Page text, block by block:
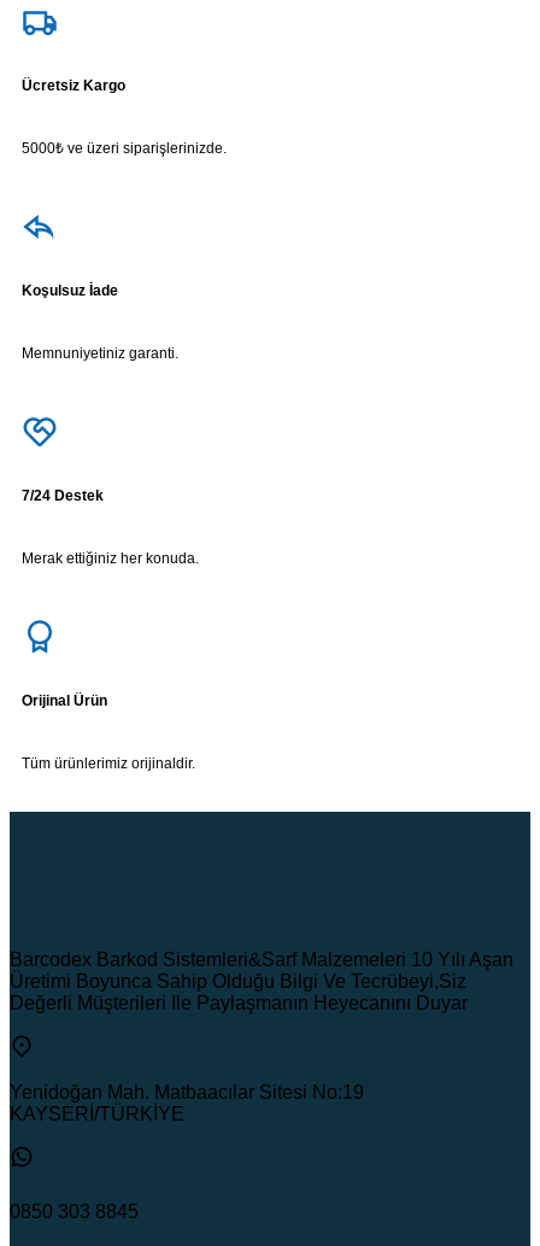
Ücretsiz Kargo
5000₺ ve üzeri siparişlerinizde.
Koşulsuz İade
Memnuniyetiniz garanti.
7/24 Destek
Merak ettiğiniz her konuda.
Orijinal Ürün
Tüm ürünlerimiz orijinaldir.
Barcodex Barkod Sistemleri&Sarf Malzemeleri 10 Yılı Aşan
Üretimi Boyunca Sahip Olduğu Bilgi Ve Tecrübeyi,Siz
Değerli Müşterileri Ile Paylaşmanın Heyecanını Duyar
Yenidoğan Mah. Matbaacılar Sitesi No:19
KAYSERİ/TÜRKİYE
0850 303 8845